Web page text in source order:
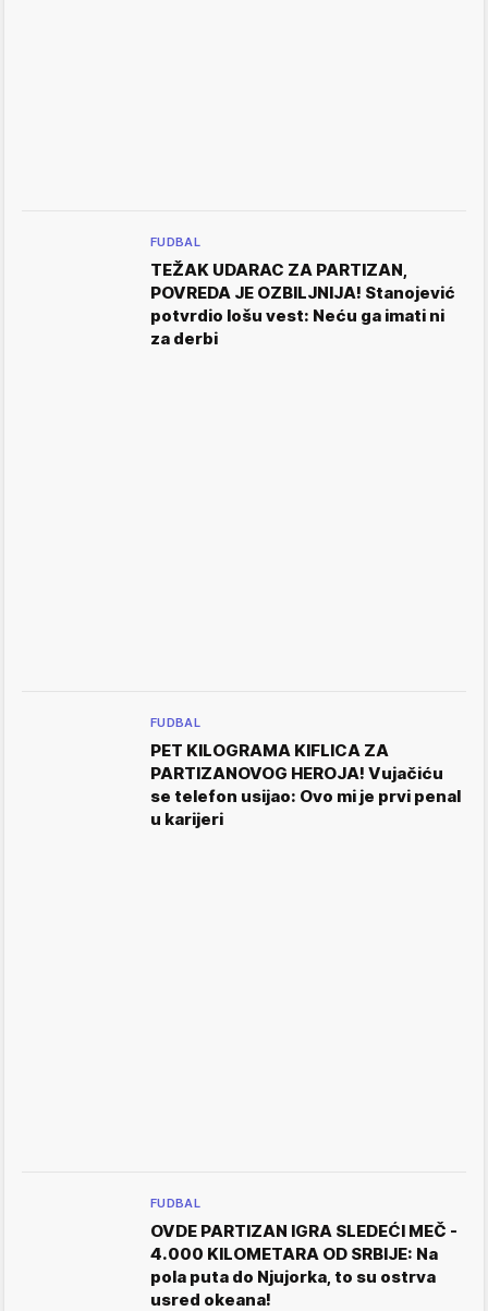
FUDBAL
TEŽAK UDARAC ZA PARTIZAN,
POVREDA JE OZBILJNIJA! Stanojević
potvrdio lošu vest: Neću ga imati ni
za derbi
FUDBAL
PET KILOGRAMA KIFLICA ZA
PARTIZANOVOG HEROJA! Vujačiću
se telefon usijao: Ovo mi je prvi penal
u karijeri
FUDBAL
OVDE PARTIZAN IGRA SLEDEĆI MEČ -
4.000 KILOMETARA OD SRBIJE: Na
pola puta do Njujorka, to su ostrva
usred okeana!